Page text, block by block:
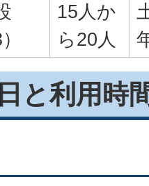
15人か
ら20人
と利用時